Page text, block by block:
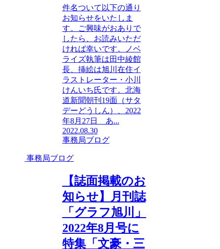
件名ついて以下の通り
お知らせをいたしま
す。ご興味がおありで
したら、お読みいただ
ければ幸いです。ノベ
ライズ執筆は田中綾館
長、挿絵は旭川在住イ
ラストレーター・小川
けんいち氏です。北海
道新聞朝刊19面（サタ
デーどうしん）、2022
年8月27日 あ...
2022.08.30
事務局ブログ
事務局ブログ
【誌面掲載のお
知らせ】月刊誌
「グラフ旭川」
2022年8月号に
特集「文豪・三